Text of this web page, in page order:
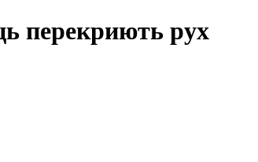
перекриють рух